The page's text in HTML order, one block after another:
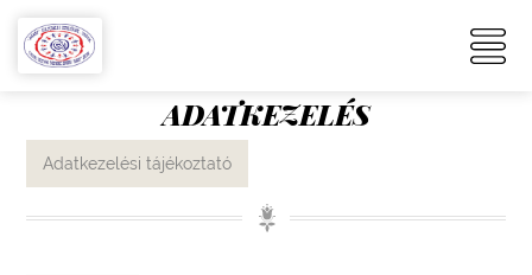
ADATKEZELÉS
Adatkezelési tájékoztató